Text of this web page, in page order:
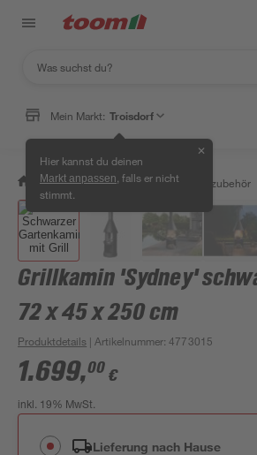
Mein Markt: Troisdorf
Hier kannst du deinen
Markt anpassen , falls er nicht
stimmt.
✕
/ Garten & Freizeit / Grills & Grillzubehör
Grillkamin 'Sydney'
72 x 45 x 250 cm
Produktdetails | Artikelnummer:4773015
1.699,00 €
inkl. 19% MwSt.
Lieferung nach Hause